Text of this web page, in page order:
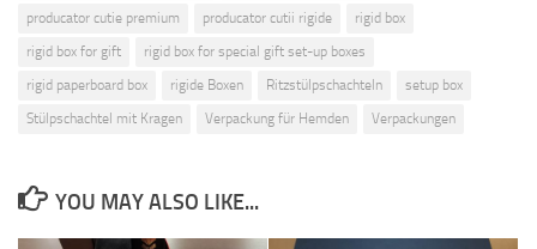
producator cutie premium
producator cutii rigide
rigid box
rigid box for gift
rigid box for special gift set-up boxes
rigid paperboard box
rigide Boxen Ritzstülpschachteln
setup box
Stülpschachtel mit Kragen
Verpackung für Hemden Verpackungen
YOU MAY ALSO LIKE...